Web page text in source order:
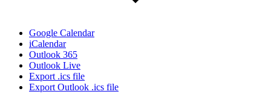
Google Calendar
iCalendar
Outlook 365
Outlook Live
Export .ics file
Export Outlook .ics file